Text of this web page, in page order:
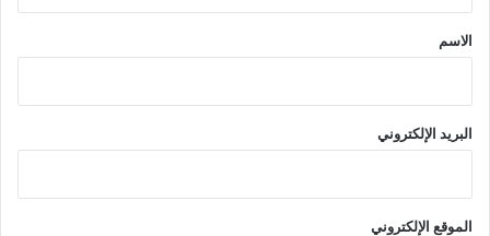
*
الاسم
البريد الإلكتروني
الموقع الإلكتروني